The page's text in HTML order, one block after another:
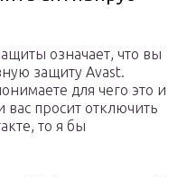
означает, что вы
защиту Avast.
для чего это и
вас просит отключить
то я бы